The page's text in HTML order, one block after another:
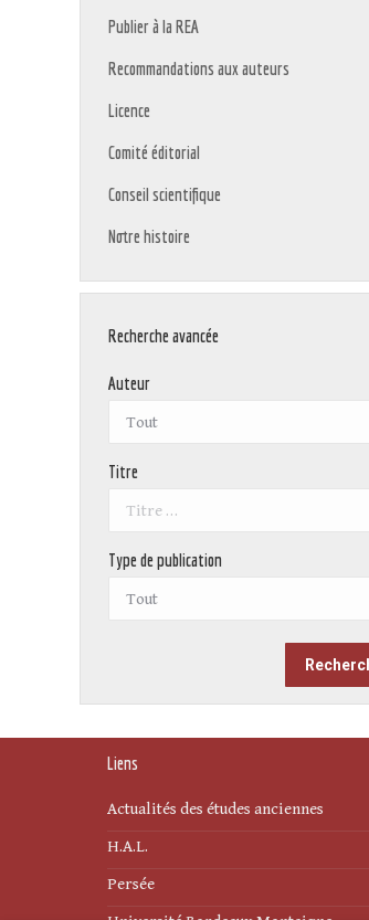
Publier à la REA
Recommandations aux auteurs
Licence
Comité éditorial
Conseil scientifique
Notre histoire
Recherche avancée
Auteur
Titre
Type de publication
Liens
Actualités des études anciennes
H.A.L.
Persée